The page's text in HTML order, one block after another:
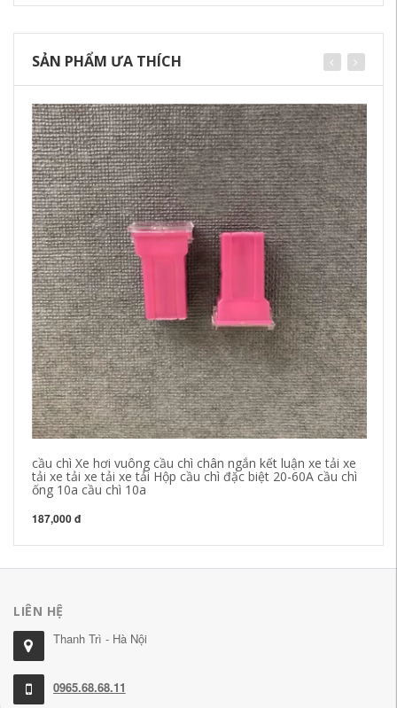
SẢN PHẨM ƯA THÍCH
cầu chì Xe hơi vuông cầu chì chân ngắn kết luận xe tải xe
tải xe tải xe tải xe tải Hộp cầu chì đặc biệt 20-60A cầu chì
ống 10a cầu chì 10a
187,000 đ
LIÊN HỆ
Thanh Trì - Hà Nội
0965.68.68.11